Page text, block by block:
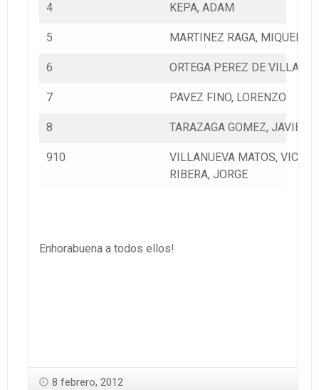
4 KEPA, ADAM
5 MARTINEZ RAGA, MIQUEL
6 ORTEGA PEREZ DE VILLAR,
7 PAVEZ FINO, LORENZO
8 TARAZAGA GOMEZ, JAVIER
910
VILLANUEVA MATOS,
RIBERA, JORGE
Enhorabuena a todos ellos!
8 febrero, 2012